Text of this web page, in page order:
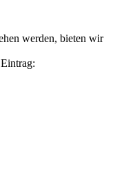
werden, bieten wir